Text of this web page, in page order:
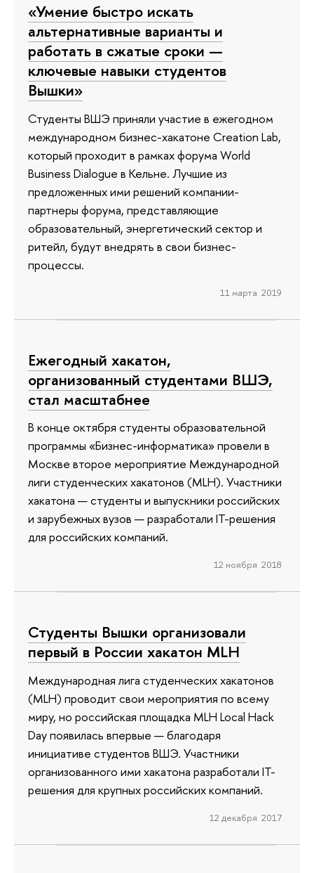
«Умение быстро искать
альтернативные варианты и
работать в сжатые сроки —
ключевые навыки студентов
Вышки»
Студенты ВШЭ приняли участие в ежегодном
международном бизнес-хакатоне Creation Lab,
который проходит в рамках форума World
Business Dialogue в Кельне. Лучшие из
предложенных ими решений компании-
партнеры форума, представляющие
образовательный, энергетический сектор и
ритейл, будут внедрять в свои бизнес-
процессы.
11 марта 2019
Ежегодный хакатон,
организованный студентами ВШЭ,
стал масштабнее
В конце октября студенты образовательной
программы «Бизнес-информатика» провели в
Москве второе мероприятие Международной
лиги студенческих хакатонов (MLH). Участники
хакатона — студенты и выпускники российских
и зарубежных вузов — разработали IT-решения
для российских компаний.
12 ноября 2018
Студенты Вышки организовали
первый в России хакатон MLH
Международная лига студенческих хакатонов
(MLH) проводит свои мероприятия по всему
миру, но российская площадка MLH Local Hack
Day появилась впервые — благодаря
инициативе студентов ВШЭ. Участники
организованного ими хакатона разработали IT-
решения для крупных российских компаний.
12 декабря 2017